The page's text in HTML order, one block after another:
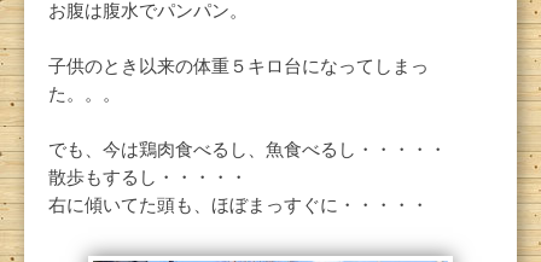
お腹は腹水でパンパン。
子供のとき以来の体重５キロ台になってしまっ
た。。。
でも、今は鶏肉食べるし、魚食べるし・・・・・
散歩もするし・・・・・
右に傾いてた頭も、ほぼまっすぐに・・・・・